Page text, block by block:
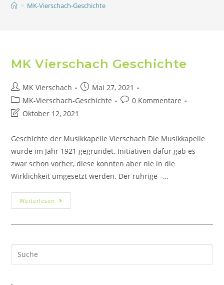
> MK-Vierschach-Geschichte
MK Vierschach Geschichte
MK Vierschach
Mai 27, 2021
MK-Vierschach-Geschichte
0 Kommentare
Oktober 12, 2021
Geschichte der Musikkapelle Vierschach Die Musikkapelle
wurde im Jahr 1921 gegründet. Initiativen dafür gab es
zwar schon vorher, diese konnten aber nie in die
Wirklichkeit umgesetzt werden. Der rührige –…
Weiterlesen